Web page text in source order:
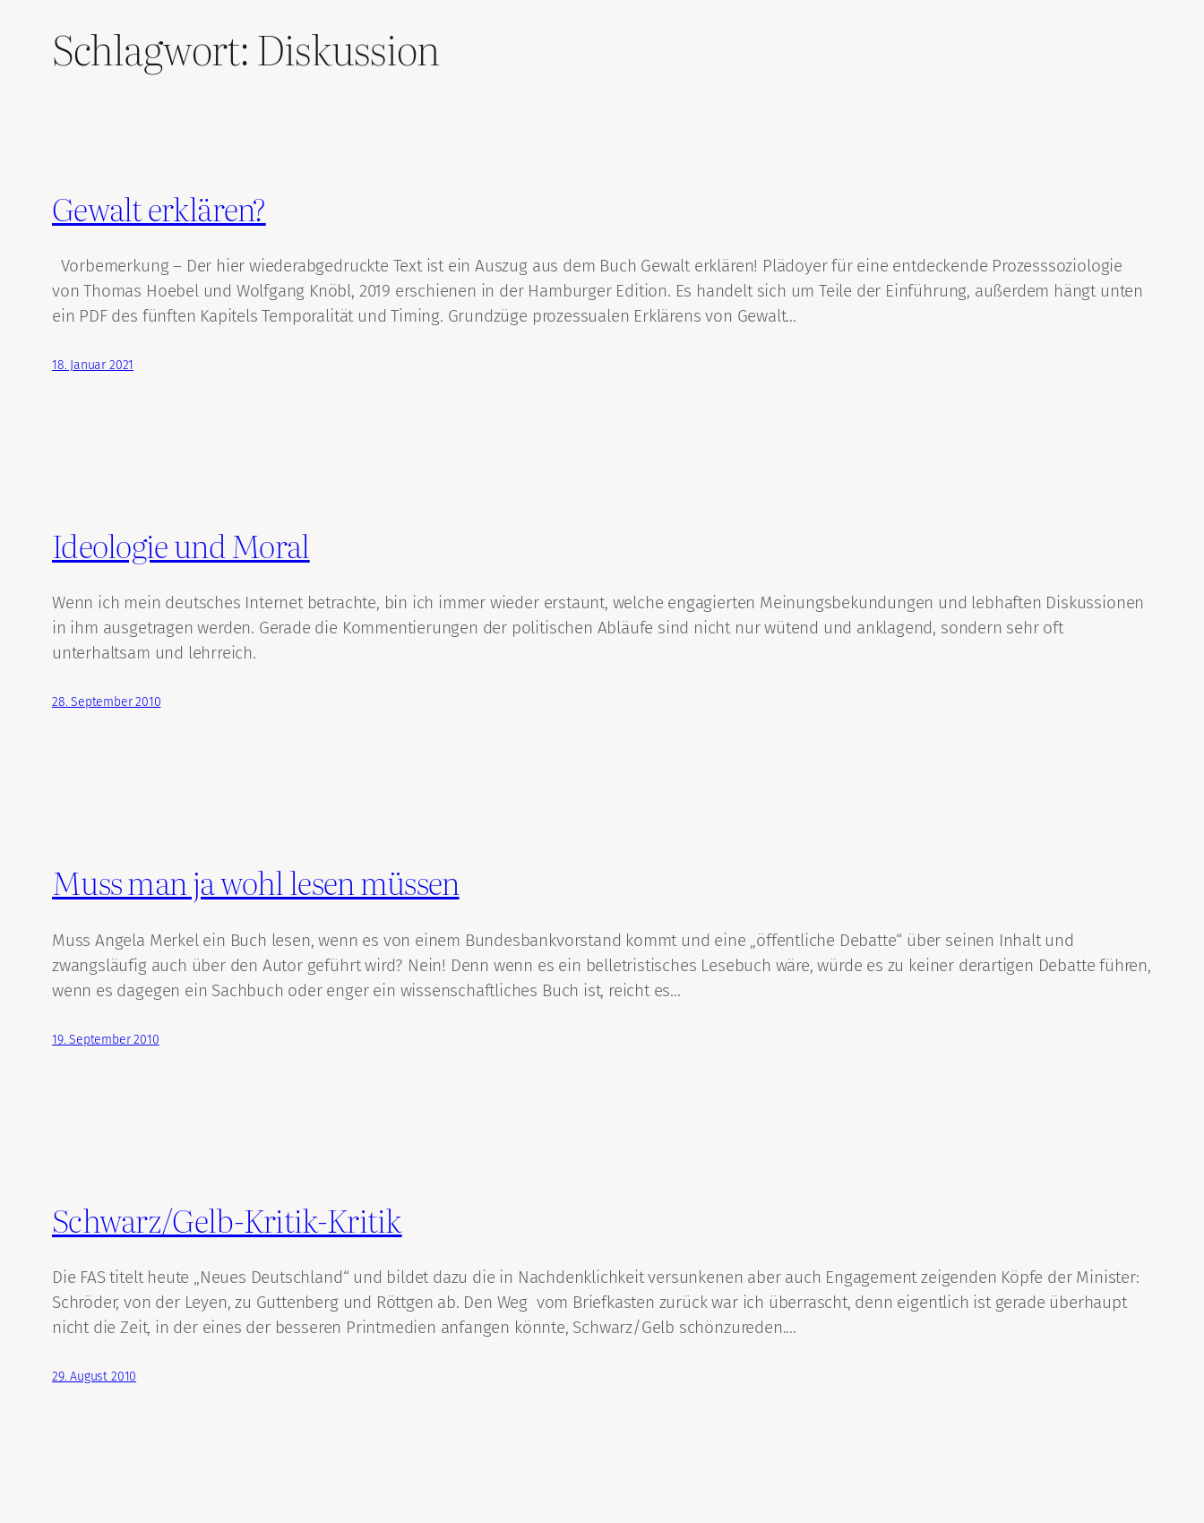
Schlagwort:Diskussion
Gewalt erklären?
Vorbemerkung – Der hier wiederabgedruckte Text ist ein Auszug aus dem Buch Gewalt erklären! Plädoyer für eine entdeckende Prozesssoziologie
von Thomas Hoebel und Wolfgang Knöbl, 2019 erschienen in der Hamburger Edition. Es handelt sich um Teile der Einführung, außerdem hängt unten
ein PDF des fünften Kapitels Temporalität und Timing. Grundzüge prozessualen Erklärens von Gewalt…
18. Januar 2021
Ideologie und Moral
Wenn ich mein deutsches Internet betrachte, bin ich immer wieder erstaunt, welche engagierten Meinungsbekundungen und lebhaften Diskussionen
in ihm ausgetragen werden. Gerade die Kommentierungen der politischen Abläufe sind nicht nur wütend und anklagend, sondern sehr oft
unterhaltsam und lehrreich.
28. September 2010
Muss man ja wohl lesen müssen
Muss Angela Merkel ein Buch lesen, wenn es von einem Bundesbankvorstand kommt und eine „öffentliche Debatte“ über seinen Inhalt und
zwangsläufig auch über den Autor geführt wird? Nein! Denn wenn es ein belletristisches Lesebuch wäre, würde es zu keiner derartigen Debatte führen,
wenn es dagegen ein Sachbuch oder enger ein wissenschaftliches Buch ist, reicht es…
19. September 2010
Schwarz/Gelb-Kritik-Kritik
Die FAS titelt heute „Neues Deutschland“ und bildet dazu die in Nachdenklichkeit versunkenen aber auch Engagement zeigenden Köpfe der Minister:
Schröder, von der Leyen, zu Guttenberg und Röttgen ab. Den Weg vom Briefkasten zurück war ich überrascht, denn eigentlich ist gerade überhaupt
nicht die Zeit, in der eines der besseren Printmedien anfangen könnte, Schwarz/Gelb schönzureden.…
29. August 2010